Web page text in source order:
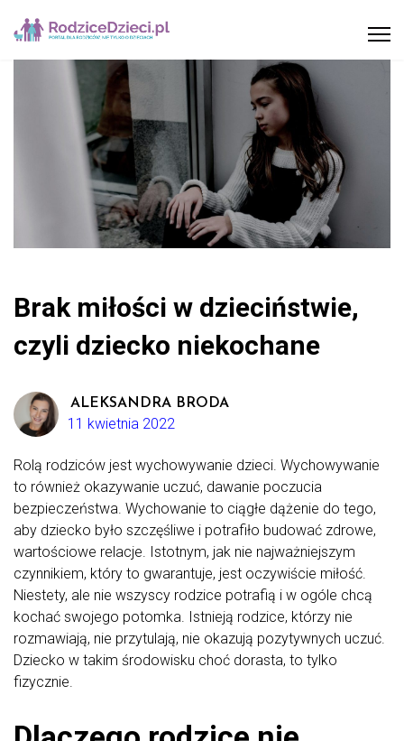
Brak miłości w dzieciństwie,
czyli dziecko niekochane
ALEKSANDRA BRODA
11 kwietnia 2022
Rolą rodziców jest wychowywanie dzieci. Wychowywanie
to również okazywanie uczuć, dawanie poczucia
bezpieczeństwa. Wychowanie to ciągłe dążenie do tego,
aby dziecko było szczęśliwe i potrafiło budować zdrowe,
wartościowe relacje. Istotnym, jak nie najważniejszym
czynnikiem, który to gwarantuje, jest oczywiście miłość.
Niestety, ale nie wszyscy rodzice potrafią i w ogóle chcą
kochać swojego potomka. Istnieją rodzice, którzy nie
rozmawiają, nie przytulają, nie okazują pozytywnych uczuć.
Dziecko w takim środowisku choć dorasta, to tylko
fizycznie.